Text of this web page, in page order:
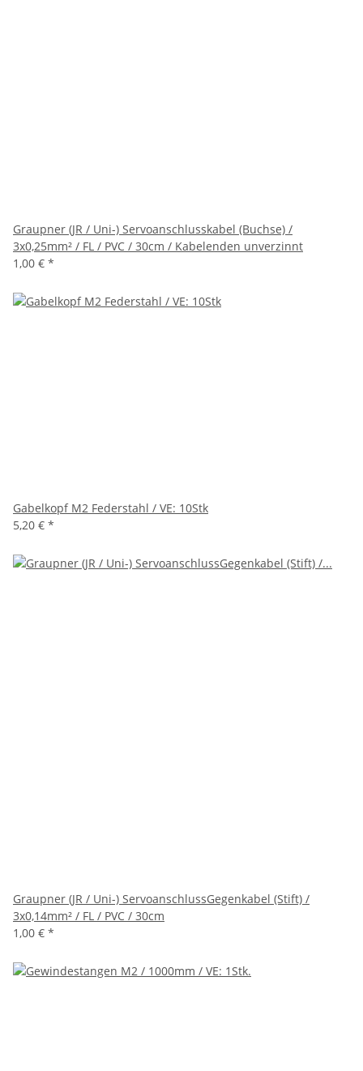
Graupner (JR / Uni-) Servoanschlusskabel (Buchse) /
3x0,25mm² / FL / PVC / 30cm / Kabelenden unverzinnt
1,00 € *
Gabelkopf M2 Federstahl / VE: 10Stk
5,20 € *
Graupner (JR / Uni-) ServoanschlussGegenkabel (Stift) /
3x0,14mm² / FL / PVC / 30cm
1,00 € *